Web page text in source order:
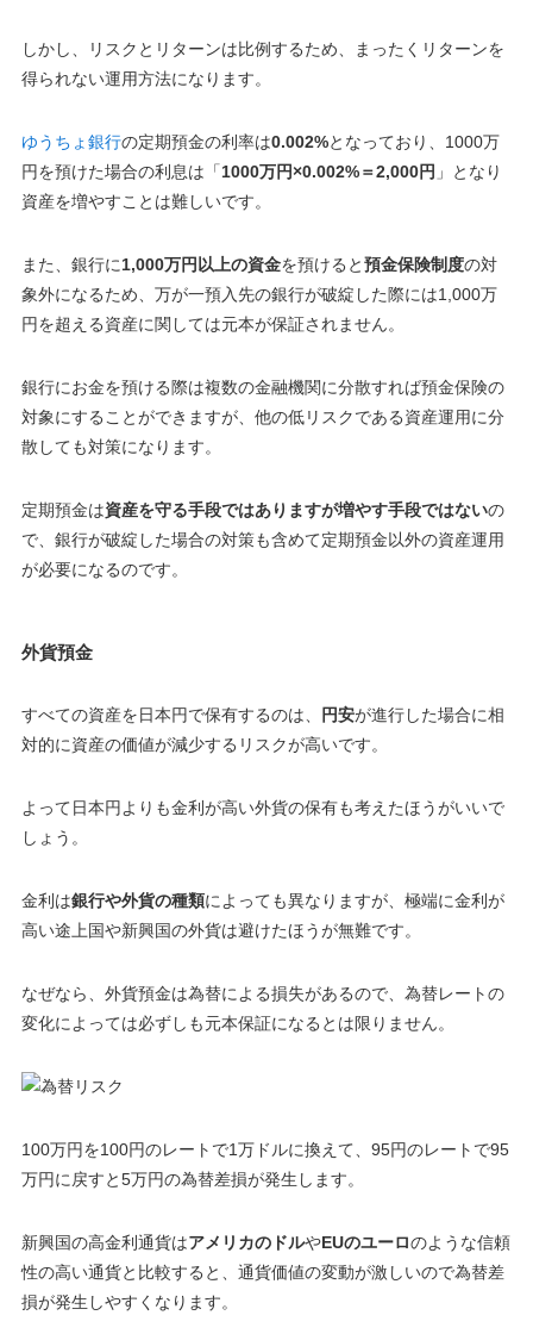
しかし、リスクとリターンは比例するため、まったくリターンを
得られない運用方法になります。
ゆうちょ銀行の定期預金の利率は0.002%となっており、1000万
円を預けた場合の利息は「1000万円×0.002%＝2,000円 」となり
資産を増やすことは難しいです。
また、銀行に1,000万円以上の資金を預けると預金保険制度の対
象外になるため、万が一預入先の銀行が破綻した際には1,000万
円を超える資産に関しては元本が保証されません。
銀行にお金を預ける際は複数の金融機関に分散すれば預金保険の
対象にすることができますが、 他の低リスクである資産運用に分
散しても対策になります。
定期預金は資産を守る手段ではありますが増やす手段ではないの
で、銀行が破綻した場合の対策も含めて定期預金以外の資産運用
が必要になるのです。
外貨預金
すべての資産を日本円で保有するのは、 円安が進行した場合に相
対的に資産の価値が減少するリスクが高いです。
よって日本円よりも金利が高い外貨の保有も考えたほうがいいで
しょう。
金利は銀行や外貨の種類によっても異なりますが、極端に金利が
高い途上国や新興国の外貨は避けたほうが無難です。
なぜなら、外貨預金は為替による損失があるので、 為替レートの
変化によっては必ずしも元本保証になるとは限りません。
100万円を100円のレートで1万ドルに換えて、95円のレートで95
万円に戻すと5万円の為替差損が発生します。
新興国の高金利通貨はアメリカのドルやEUのユーロのような信頼
性の高い通貨と比較すると、 通貨価値の変動が激しいので為替差
損が発生しやすくなります。